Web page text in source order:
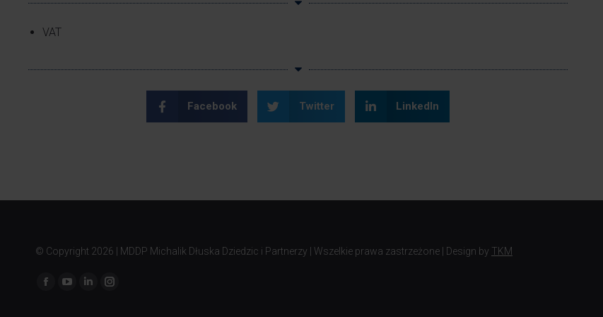
VAT
Facebook Twitter LinkedIn
© Copyright 2026 | MDDP Michalik Dłuska Dziedzic i Partnerzy | Wszelkie prawa zastrzeżone | Design by TKM
Znajdź nas na: